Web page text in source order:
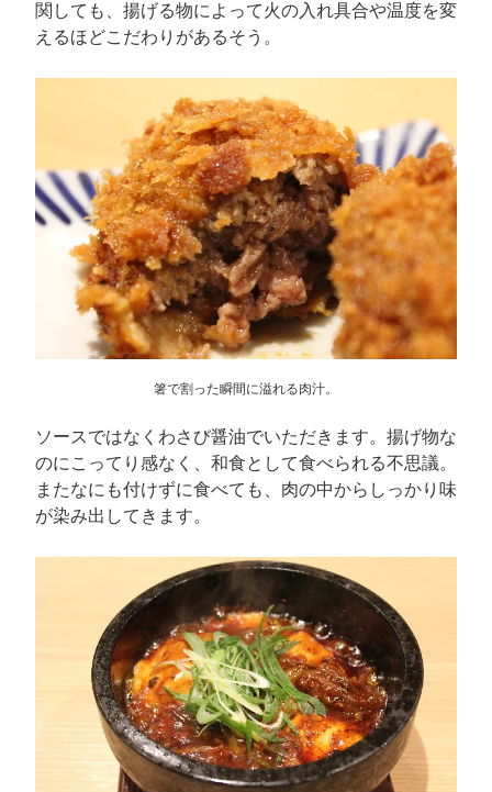
関しても、揚げる物によって火の入れ具合や温度を変
えるほどこだわりがあるそう。
箸で割った瞬間に溢れる肉汁。
ソースではなくわさび醤油でいただきます。揚げ物な
のにこってり感なく、和食として食べられる不思議。
またなにも付けずに食べても、肉の中からしっかり味
が染み出してきます。